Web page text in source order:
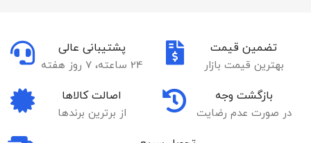
تضمین قیمت
بهترین قیمت بازار
پشتیبانی عالی
24 ساعته، 7 روز هفته
بازگشت وجه
در صورت عدم رضایت
اصالت کالاها
از برترین برندها